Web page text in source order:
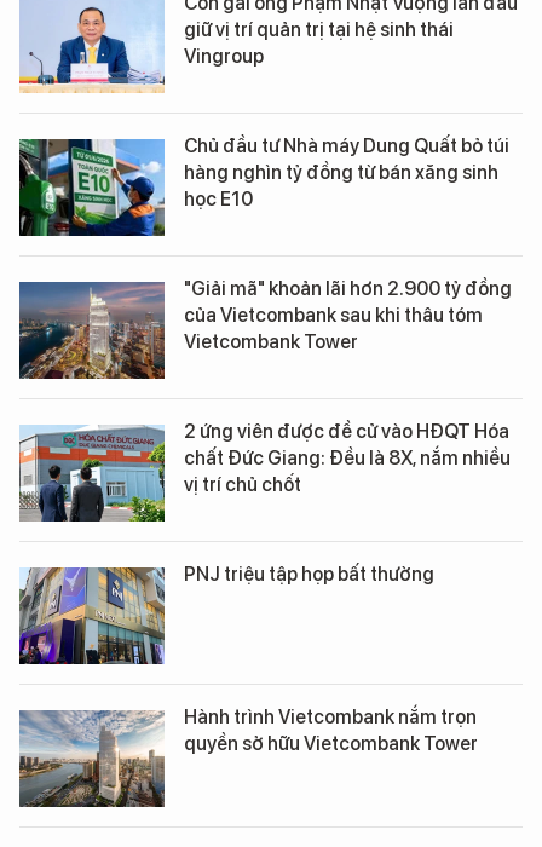
giữ vị trí quản trị tại hệ sinh thái
Vingroup
Chủ đầu tư Nhà máy Dung Quất bỏ túi
hàng nghìn tỷ đồng từ bán xăng sinh
học E10
"Giải mã" khoản lãi hơn 2.900 tỷ đồng
của Vietcombank sau khi thâu tóm
Vietcombank Tower
2 ứng viên được đề cử vào HĐQT Hóa
chất Đức Giang: Đều là 8X, nắm nhiều
vị trí chủ chốt
PNJ triệu tập họp bất thường
Hành trình Vietcombank nắm trọn
quyền sở hữu Vietcombank Tower